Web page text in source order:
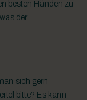
besten Händen zu
der
sich gern
bitte? Es kann